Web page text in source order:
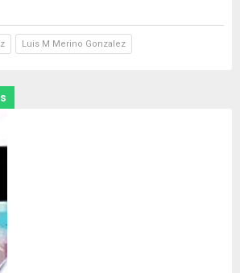
Luis M Merino Gonzalez